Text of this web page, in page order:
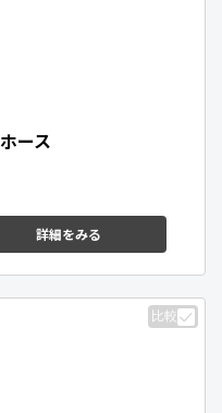
ース
詳細をみる
比較